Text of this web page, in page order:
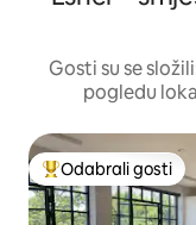
Gosti su se
pogledu
Među najviše
Odabrali gosti